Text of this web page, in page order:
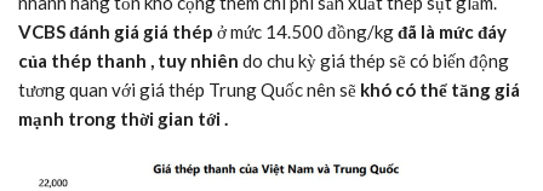
VCBS đánh giá giá thép ở mức 14.500 đồng/kgđã là mức đáy
của thép thanh , tuy nhiên do chu kỳ giá thép sẽ có biến động
tương quan với giá thép Trung Quốc nên sẽ khó có thể tăng giá
mạnh trong thời gian tới.